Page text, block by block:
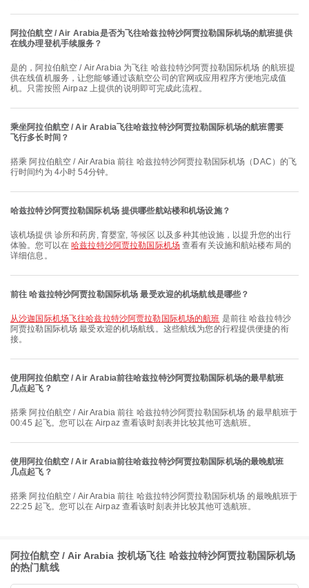
阿拉伯航空 / Air Arabia是否为飞往哈兹拉特沙阿贾拉勒国际机场的航班提供
在线办理登机手续服务？
是的，阿拉伯航空 / Air Arabia 为飞往 哈兹拉特沙阿贾拉勒国际机场 的航班提
供在线值机服务，让您能够通过该航空公司的官网或应用程序方便地完成值
机。只需按照 Airpaz 上提供的说明即可完成此流程。
乘坐阿拉伯航空 / Air Arabia飞往哈兹拉特沙阿贾拉勒国际机场的航班需要
飞行多长时间？
搭乘 阿拉伯航空 / Air Arabia 前往 哈兹拉特沙阿贾拉勒国际机场（DAC）的飞
行时间约为 4小时 54分钟。
哈兹拉特沙阿贾拉勒国际机场 提供哪些航站楼和机场设施？
该机场提供 诊所和药房, 育婴室, 等候区 以及多种其他设施，以提升您的出行
体验。您可以在哈兹拉特沙阿贾拉勒国际机场查看有关设施和航站楼布局的
详细信息。
前往 哈兹拉特沙阿贾拉勒国际机场 最受欢迎的机场航线是哪些？
从沙迦国际机场飞往哈兹拉特沙阿贾拉勒国际机场的航班 是前往 哈兹拉特沙
阿贾拉勒国际机场 最受欢迎的机场航线。这些航线为您的行程提供便捷的衔
接。
使用阿拉伯航空 / Air Arabia前往哈兹拉特沙阿贾拉勒国际机场的最早航班
几点起飞？
搭乘 阿拉伯航空 / Air Arabia 前往 哈兹拉特沙阿贾拉勒国际机场 的最早航班于
00:45 起飞。您可以在 Airpaz 查看该时刻表并比较其他可选航班。
使用阿拉伯航空 / Air Arabia前往哈兹拉特沙阿贾拉勒国际机场的最晚航班
几点起飞？
搭乘 阿拉伯航空 / Air Arabia 前往 哈兹拉特沙阿贾拉勒国际机场 的最晚航班于
22:25 起飞。您可以在 Airpaz 查看该时刻表并比较其他可选航班。
阿拉伯航空 / Air Arabia 按机场飞往 哈兹拉特沙阿贾拉勒国际机场
的热门航线